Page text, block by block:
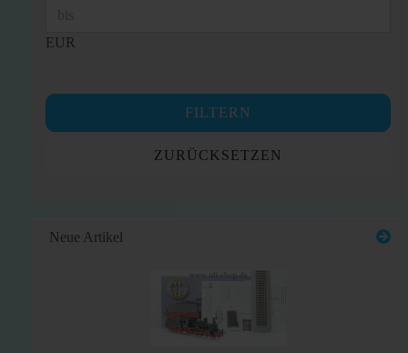
EUR
FILTERN
ZURÜCKSETZEN
Neue Artikel